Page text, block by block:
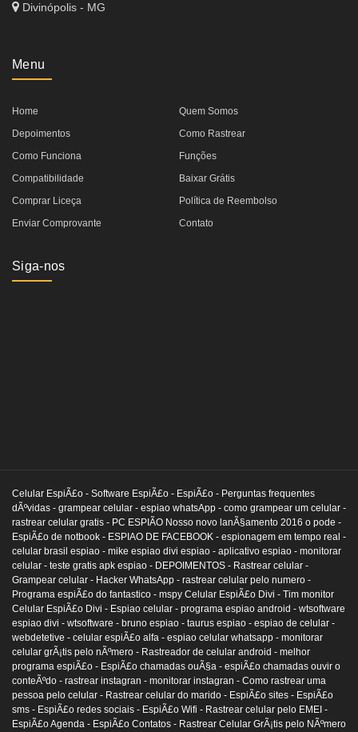
Divinópolis - MG
Menu
Home
Quem Somos
Depoimentos
Como Rastrear
Como Funciona
Funções
Compatibilidade
Baixar Grátis
Comprar Liceça
Política de Reembolso
Enviar Comprovante
Contato
Siga-nos
Celular EspiÃ£o - Software EspiÃ£o - EspiÃ£o - Perguntas frequentes
dÃºvidas - grampear celular - espiao whatsApp - como grampear um celular -
rastrear celular gratis - PC ESPIÃO Nosso novo lanÃ§amento 2016 o pode -
EspiÃ£o de notbook - ESPIAO DE FACEBOOK - espionagem em tempo real -
celular brasil espiao - mike espiao divi espiao - aplicativo espiao - monitorar
celular - teste gratis apk espiao - DEPOIMENTOS - Rastrear celular -
Grampear celular - Hacker WhatsApp - rastrear celular pelo numero -
Programa espiÃ£o do fantastico - mspy Celular EspiÃ£o Divi - Tim monitor
Celular EspiÃ£o Divi - Espiao celular - programa espiao android - wtsoftware
espiao divi - wtsoftware - bruno espiao - taurus espiao - espiao de celular -
webdetetive - celular espiÃ£o alfa - espiao celular whatsapp - monitorar
celular grÃ¡tis pelo nÃºmero - Rastreador de celular android - melhor
programa espiÃ£o - EspiÃ£o chamadas ouÃ§a - espiÃ£o chamadas ouvir o
conteÃºdo - rastrear instagran - monitorar instagran - Como rastrear uma
pessoa pelo celular - Rastrear celular do marido - EspiÃ£o sites - EspiÃ£o
sms - EspiÃ£o redes sociais - EspiÃ£o Wifi - Rastrear celular pelo EMEI -
EspiÃ£o Agenda - EspiÃ£o Contatos - Rastrear Celular GrÃ¡tis pelo NÃºmero